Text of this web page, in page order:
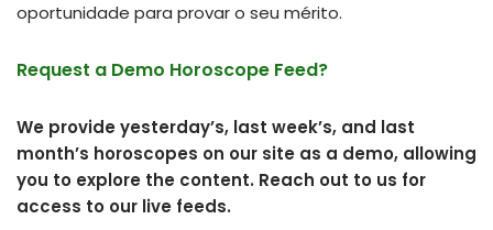
oportunidade para provar o seu mérito.
Request a Demo Horoscope Feed?
We provide yesterday’s, last week’s, and last
month’s horoscopes on our site as a demo, allowing
you to explore the content. Reach out to us for
access to our live feeds.